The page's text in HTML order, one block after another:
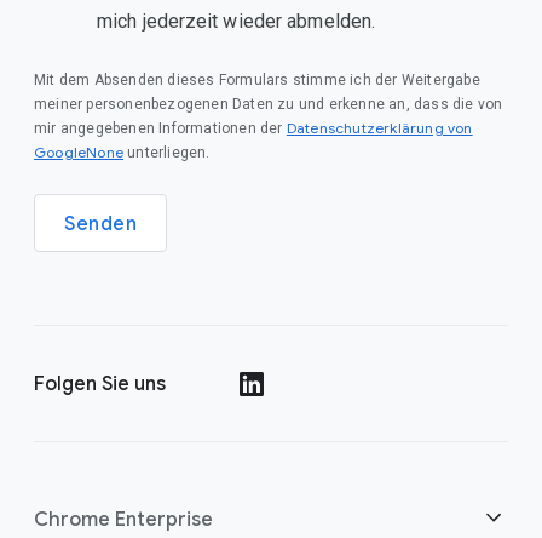
mich jederzeit wieder abmelden.
Mit dem Absenden dieses Formulars stimme ich der Weitergabe
meiner personenbezogenen Daten zu und erkenne an, dass die von
mir angegebenen Informationen der Datenschutzerklärung von
GoogleNone unterliegen.
Senden
Folgen Sie uns
Chrome Enterprise